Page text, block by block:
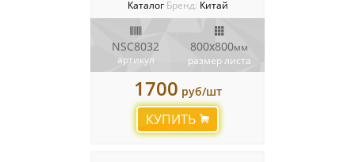
Каталог Бренд: Китай
NSC8032
артикул
800x800мм
размер листа
1700 руб/шт
КУПИТЬ